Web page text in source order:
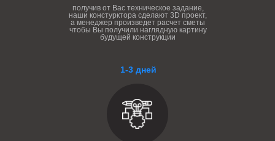
1-3 дней
получив от Вас техническое задание,
наши констурктора сделают 3D проект,
а менеджер произведет расчет сметы
чтобы Вы получили наглядную картину
будущей конструкции